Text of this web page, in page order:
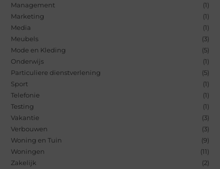
Management
(1)
Marketing
(1)
Media
(1)
Meubels
(3)
Mode en Kleding
(5)
Onderwijs
(1)
Particuliere dienstverlening
(5)
Sport
(1)
Telefonie
(1)
Testing
(1)
Vakantie
(3)
Verbouwen
(3)
Woning en Tuin
(9)
Woningen
(11)
Zakelijk
(2)